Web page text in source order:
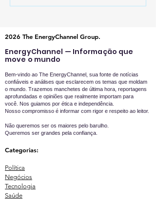
2026 The EnergyChannel Group.
EnergyChannel — Informação que
move o mundo
Bem-vindo ao The EnergyChannel, sua fonte de notícias
confiáveis e análises que esclarecem os temas que moldam
o mundo. Trazemos manchetes de última hora, reportagens
aprofundadas e opiniões que realmente importam para
você. Nos guiamos por ética e independência.
Nosso compromisso é informar com rigor e respeito ao leitor.
Não queremos ser os maiores pelo barulho.
Queremos ser grandes pela confiança.
Categorias:
Política
Negócios
Tecnologia
Saúde